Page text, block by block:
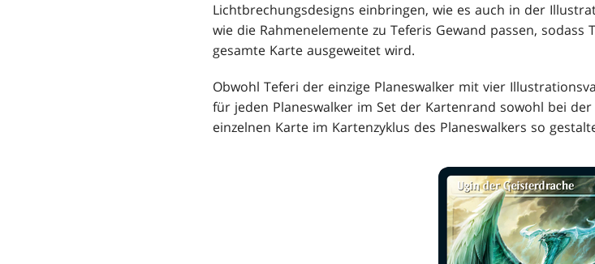
Lichtbrechungsdesigns einbringen, wie es auch in der
wie die Rahmenelemente zu Teferis Gewand passen,
gesamte Karte ausgeweitet wird.
Obwohl Teferi der einzige Planeswalker mit vier
für jeden Planeswalker im Set der Kartenrand sowohl bei
einzelnen Karte im Kartenzyklus des Planeswalkers so